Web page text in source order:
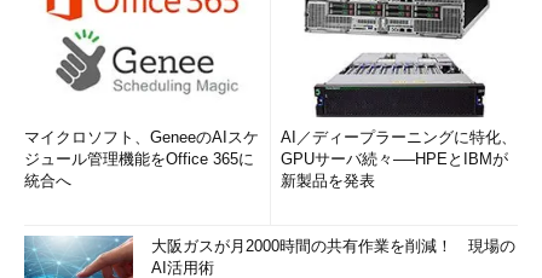
消えた「WinRE」問題の再発と回復パーティションの移動
Windows Server, version 1903／1909は日本語の入力、変
換を知らない？
Azure仮想マシンのWindows Serverを「セーフモード」で
起動する方法
Windows 10のあの不具合はどうなった？ 2019年のトラ
Windowsコンテナはデスクトップの夢を見ない
そのPCのファームウェアはBIOSか、それともUEFIか、知
マイクロソフト、GeneeのAIスケ
ジュール管理機能をOffice 365に
統合へ
AI／ディープラーニングに特化、
GPUサーバ続々──HPEとIBMが
新製品を発表
大阪ガスが月2000時間の共有作業を削減！ 現場の
AI活用術